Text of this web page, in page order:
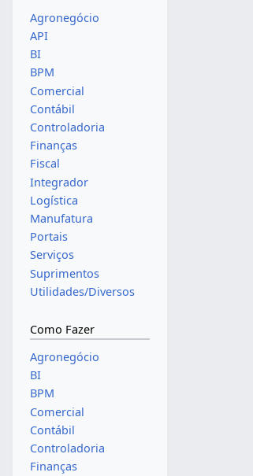
Agronegócio
API
BI
BPM
Comercial
Contábil
Controladoria
Finanças
Fiscal
Integrador
Logística
Manufatura
Portais
Serviços
Suprimentos
Utilidades/Diversos
Como Fazer
Agronegócio
BI
BPM
Comercial
Contábil
Controladoria
Finanças